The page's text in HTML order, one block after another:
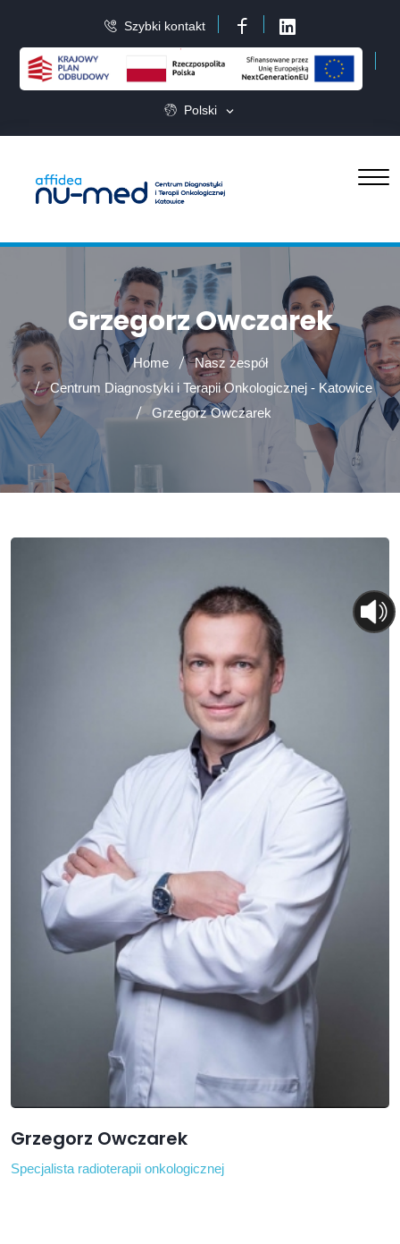
Szybki kontakt
Polski
Grzegorz Owczarek
Home
Nasz zespół
Centrum Diagnostyki i Terapii Onkologicznej - Katowice
Grzegorz Owczarek
Grzegorz Owczarek
Specjalista radioterapii onkologicznej